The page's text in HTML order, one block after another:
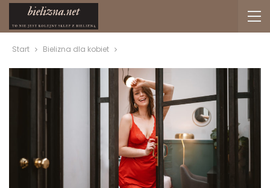
Start Bielizna dla kobiet